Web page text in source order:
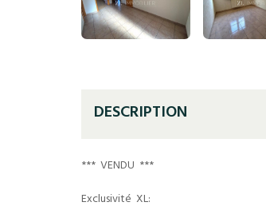
DESCRIPTION
*** VENDU ***
Exclusivité XL: